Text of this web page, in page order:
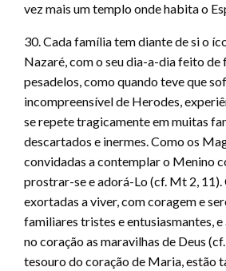
vez mais um templo onde habita o
30. Cada família tem diante de si o
Nazaré, com o seu dia-a-dia feito de
pesadelos, como quando teve que
incompreensível de Herodes,
se repete tragicamente em muitas
descartados e inermes. Como os
convidadas a contemplar o Menino
prostrar-se e adorá-Lo (cf. Mt 2, 11).
exortadas a viver, com coragem e
familiares tristes e entusiasmantes,
no coração as maravilhas de Deus
tesouro do coração de Maria, estão